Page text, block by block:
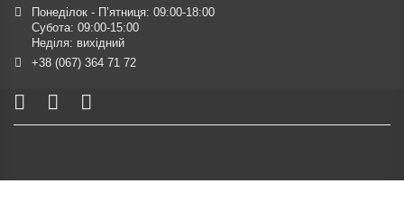
Понеділок - П’ятниця: 09:00-18:00
Субота: 09:00-15:00
Неділя: вихідний
+38 (067) 364 71 72